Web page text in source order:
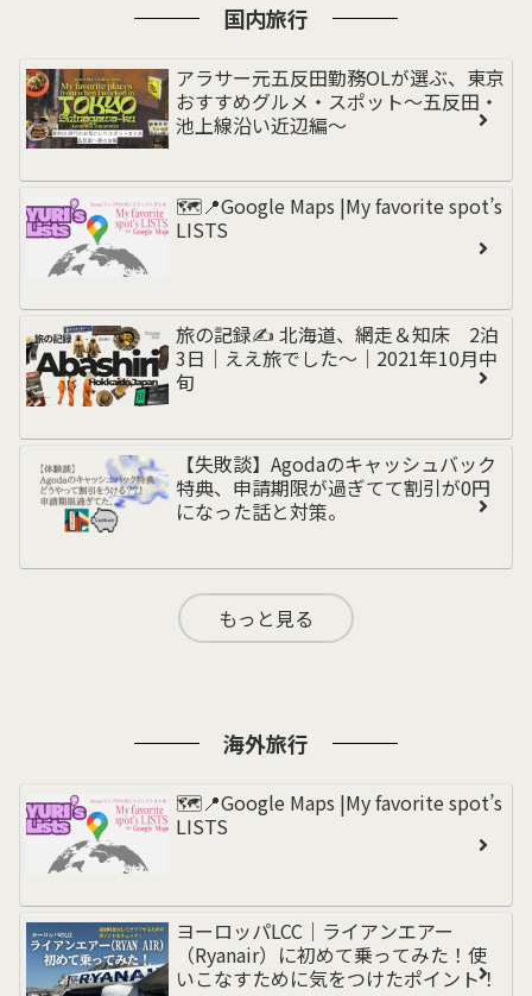
国内旅行
アラサー元五反田勤務OLが選ぶ、東京
おすすめグルメ・スポット〜五反田・
池上線沿い近辺編〜
🗺️📍Google Maps |My favorite spot’s
LISTS
旅の記録✍️ 北海道、網走＆知床 2泊
3日｜ええ旅でした〜｜2021年10月中
旬
【失敗談】Agodaのキャッシュバック
特典、申請期限が過ぎてて割引が0円
になった話と対策。
もっと見る
海外旅行
🗺️📍Google Maps |My favorite spot’s
LISTS
ヨーロッパLCC｜ライアンエアー
（Ryanair）に初めて乗ってみた！使
いこなすために気をつけたポイント！